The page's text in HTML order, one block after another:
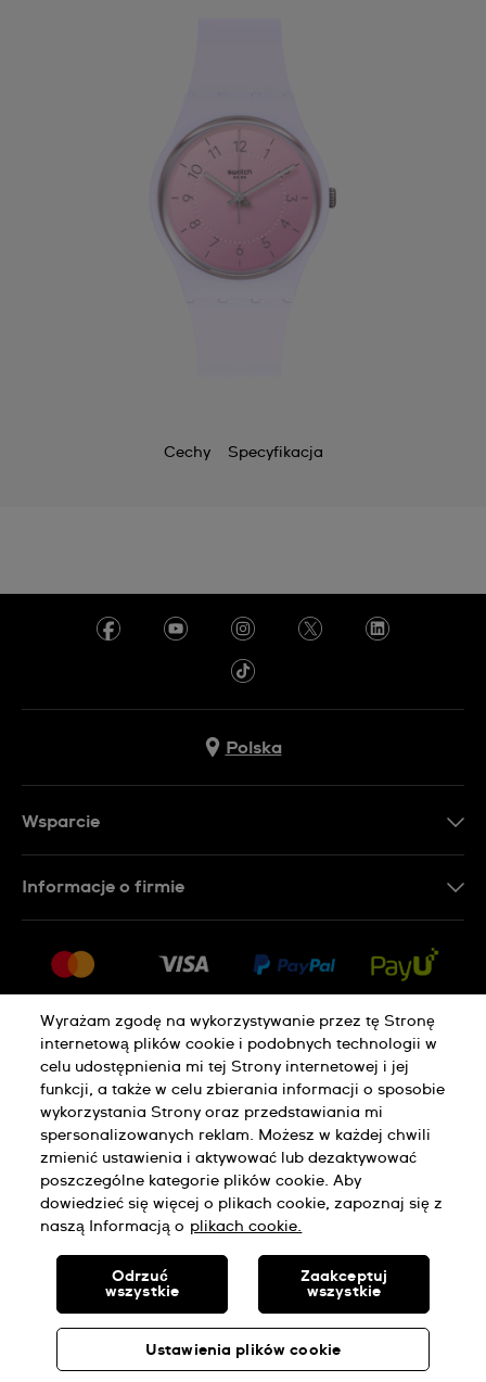
Cechy Specyfikacja
Polska
Wsparcie
Zwroty i reklamacje
Warunki sprzedaży
Odstąp od umowy
Informacje o firmie
Praca
Polityka Prywatności Pliki Cookie
Regulamin Sklepu
SWISS MADE
© SWATCH AG 2026. WSZELKIE PRAWA ZASTRZEŻONE: SWISS
Wyrażam zgodę na wykorzystywanie przez tę Stronę
internetową plików cookie i podobnych technologii w
celu udostępnienia mi tej Strony internetowej i jej
funkcji, a także w celu zbierania informacji o sposobie
wykorzystania Strony oraz przedstawiania mi
spersonalizowanych reklam. Możesz w każdej chwili
zmienić ustawienia i aktywować lub dezaktywować
poszczególne kategorie plików cookie. Aby
dowiedzieć się więcej o plikach cookie, zapoznaj się z
naszą Informacją o plikach cookie.
Ustawienia plików cookie
Odrzuć
wszystkie
Zaakceptuj
wszystkie